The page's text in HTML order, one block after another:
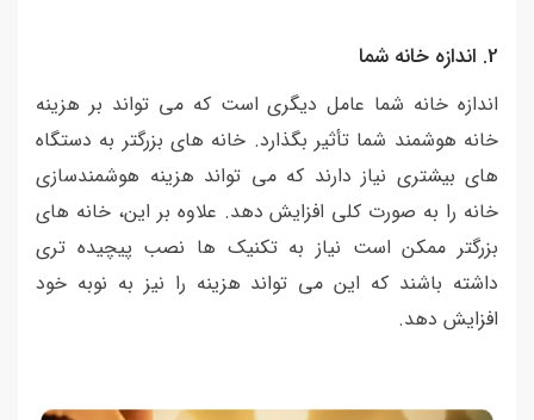
2. اندازه خانه شما
اندازه خانه شما عامل دیگری است که می تواند بر هزینه
خانه هوشمند شما تأثیر بگذارد. خانه های بزرگتر به دستگاه
های بیشتری نیاز دارند که می تواند هزینه هوشمندسازی
خانه را به صورت کلی افزایش دهد. علاوه بر این، خانه های
بزرگتر ممکن است نیاز به تکنیک ها نصب پیچیده تری
داشته باشند که این می تواند هزینه را نیز به نوبه خود
افزایش دهد.